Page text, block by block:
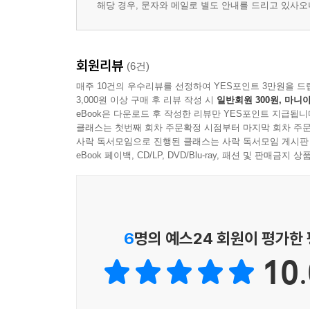
해당 경우, 문자와 메일로 별도 안내를 드리고 있사
회원리뷰 (6건)
매주 10건의 우수리뷰를 선정하여 YES포인트 3만원을 드
3,000원 이상 구매 후 리뷰 작성 시 일반회원 300원, 마니
eBook은 다운로드 후 작성한 리뷰만 YES포인트 지급됩니
클래스는 첫번째 회차 주문확정 시점부터 마지막 회차 주
사락 독서모임으로 진행된 클래스는 사락 독서모임 게시
eBook 페이백, CD/LP, DVD/Blu-ray, 패션 및 판매금지 상
6명의 예스24 회원이 평가한